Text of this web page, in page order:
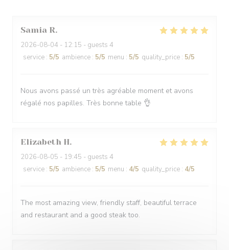
Samia R
2026-08-04 - 12:15 - guests 4
service : 5/5 ambience : 5/5 menu : 5/5 quality_price : 5/5
Nous avons passé un très agréable moment et avons
régalé nos papilles. Très bonne table 👌
Elizabeth H
2026-08-05 - 19:45 - guests 4
service : 5/5 ambience : 5/5 menu : 4/5 quality_price : 4/5
The most amazing view, friendly staff, beautiful terrace
and restaurant and a good steak too.